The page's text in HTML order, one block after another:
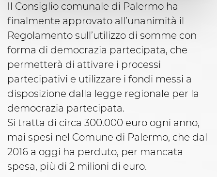
Il Consiglio comunale di Palermo ha
finalmente approvato all’unanimità il
Regolamento sull’utilizzo di somme con
forma di democrazia partecipata, che
permetterà di attivare i processi
partecipativi e utilizzare i fondi messi a
disposizione dalla legge regionale per la
democrazia partecipata.
Si tratta di circa 300.000 euro ogni anno,
mai spesi nel Comune di Palermo, che dal
2016 a oggi ha perduto, per mancata
spesa, più di 2 milioni di euro.